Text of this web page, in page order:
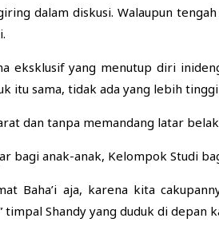
dalam diskusi. Walaupun
eksklusif yang menutup diri
itu sama, tidak ada yang lebih
dan tanpa memandang latar
bagi anak-anak, Kelompok Studi
Baha’i aja, karena kita
Shandy yang duduk di depan